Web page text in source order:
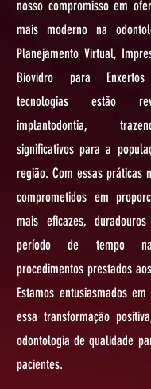
nosso compromisso em
mais moderno na
Planejamento Virtual,
Biovidro para
tecnologias estão
implantodontia,
significativos para a
região. Com essas práticas
comprometidos em
mais eficazes,
período de tempo
procedimentos prestados
Estamos entusiasmados
essa transformação
odontologia de qualidade
pacientes.